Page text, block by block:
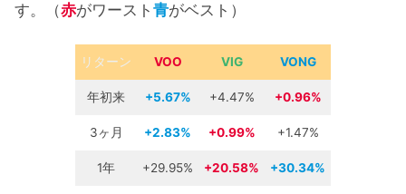
す。（赤がワースト 青がベスト）
リターン VOO VIG VONG
年初来 +5.67% +4.47% +0.96%
3ヶ月 +2.83% +0.99% +1.47%
1年 +29.95% +20.58% +30.34%